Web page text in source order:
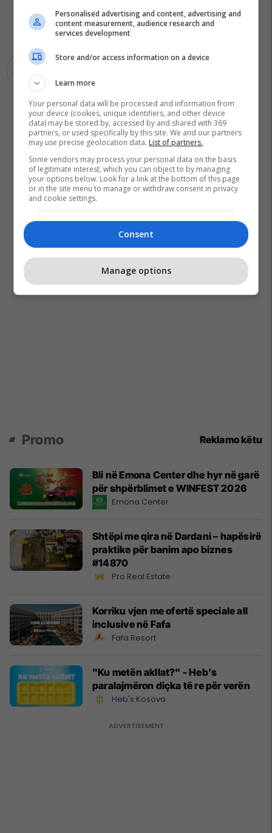
Promo Reklamo këtu
Bli në Emona Center dhe hyr në garë
për shpërblimet e WINFEST 2026
Emona Center
Shtëpi me qira në Dardani – hapësirë
praktike për banim apo biznes
#14870
Pro Real Estate
Korriku vjen me ofertë speciale all
inclusive në Fafa
Fafa Resort
"Ku metën akllat?" - Heb’s
paralajmëron diçka të re për verën
Heb's Kosova
Personalised advertising and content, advertising and
content measurement, audience research and
services development
Store and/or access information on a device
Learn more
Your personal data will be processed and information from
your device (cookies, unique identifiers, and other device
data) may be stored by, accessed by and shared with 369
partners, or used specifically by this site. We and our partners
may use precise geolocation data. List of partners.
Some vendors may process your personal data on the basis
of legitimate interest, which you can object to by managing
your options below. Look for a link at the bottom of this page
or in the site menu to manage or withdraw consent in privacy
and cookie settings.
Consent
Manage options